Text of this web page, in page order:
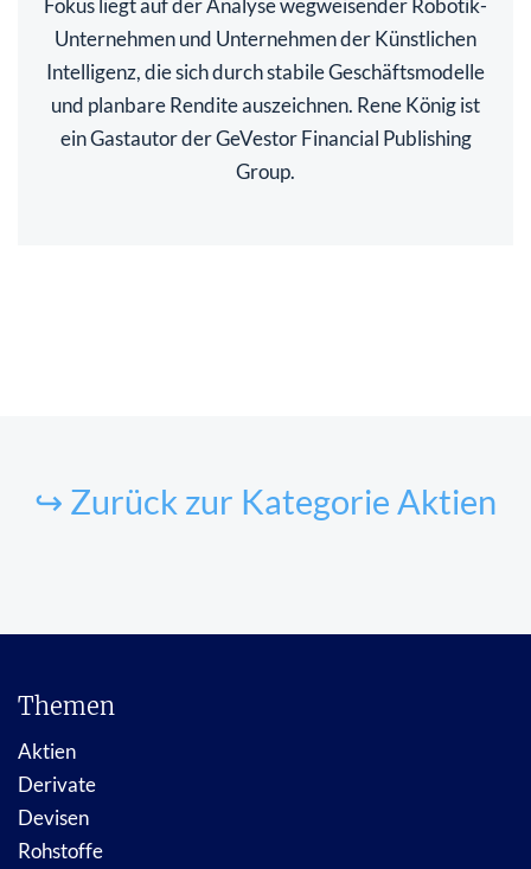
Fokus liegt auf der Analyse wegweisender Robotik-
Unternehmen und Unternehmen der Künstlichen
Intelligenz, die sich durch stabile Geschäftsmodelle
und planbare Rendite auszeichnen. Rene König ist
ein Gastautor der GeVestor Financial Publishing
Group.
↪ Zurück zur Kategorie Aktien
Themen
Aktien
Derivate
Devisen
Rohstoffe